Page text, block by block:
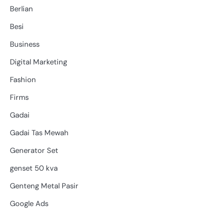
Berlian
Besi
Business
Digital Marketing
Fashion
Firms
Gadai
Gadai Tas Mewah
Generator Set
genset 50 kva
Genteng Metal Pasir
Google Ads